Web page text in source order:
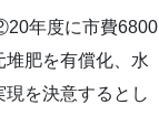
年度に市費6800
肥を有償化、水
を決意するとし